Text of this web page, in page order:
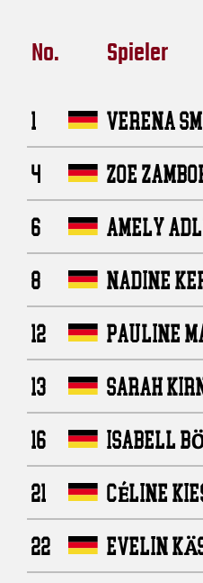
No. Spieler
1 VERENA
4 ZOE
6 AMELY
8 NADINE
12 PAULINE
13 SARAH
16 ISABELL
21 CÉLINE
22 EVELIN